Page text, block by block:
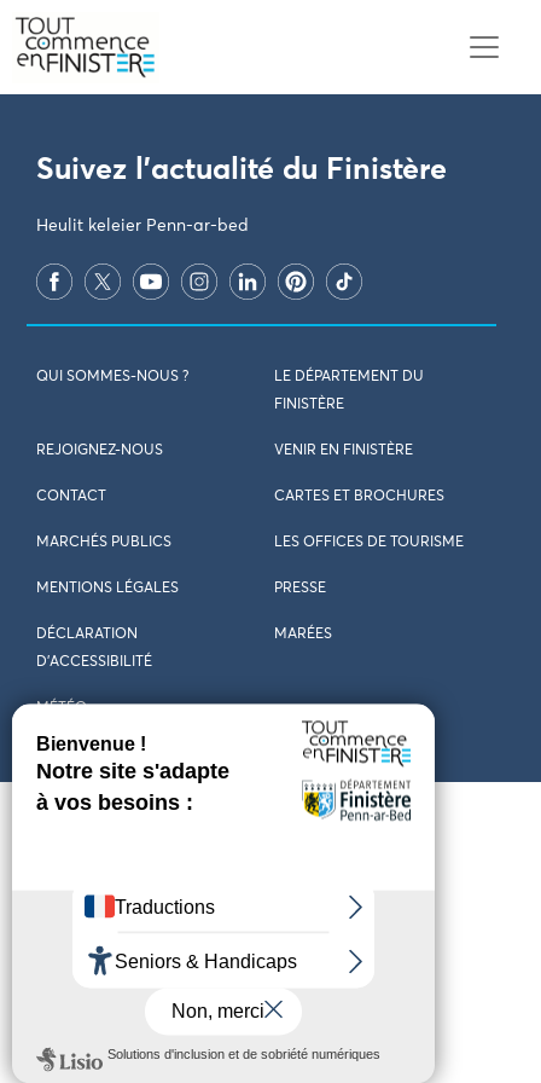
PARAMÈTRES DES COOKIES
Suivez l'actualité du Finistère
Heulit keleier Penn-ar-bed
QUI SOMMES-NOUS ?
LE DÉPARTEMENT DU
FINISTÈRE
REJOIGNEZ-NOUS VENIR EN FINISTÈRE
CONTACT CARTES ET BROCHURES
MARCHÉS PUBLICS LES OFFICES DE TOURISME
MENTIONS LÉGALES PRESSE
DÉCLARATION
D’ACCESSIBILITÉ
MARÉES
MÉTÉO